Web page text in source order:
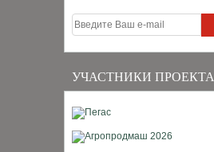
УЧАСТНИКИ ПРОЕКТА